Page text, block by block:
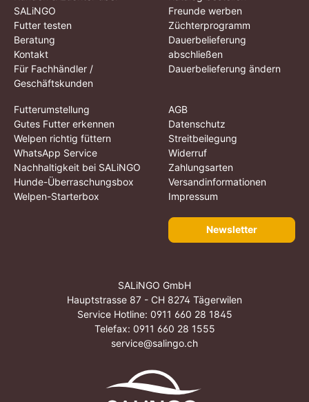
SALiNGO
Futter testen
Beratung
Kontakt
Für Fachhändler /
Geschäftskunden
Freunde werben
Züchterprogramm
Dauerbelieferung
abschließen
Dauerbelieferung ändern
Futterumstellung
Gutes Futter erkennen
Welpen richtig füttern
WhatsApp Service
Nachhaltigkeit bei SALiNGO
Hunde-Überraschungsbox
Welpen-Starterbox
AGB
Datenschutz
Streitbeilegung
Widerruf
Zahlungsarten
Versandinformationen
Impressum
Newsletter
SALiNGO GmbH
Hauptstrasse 87 - CH 8274 Tägerwilen
Service Hotline: 0911 660 28 1845
Telefax: 0911 660 28 1555
service@salingo.ch